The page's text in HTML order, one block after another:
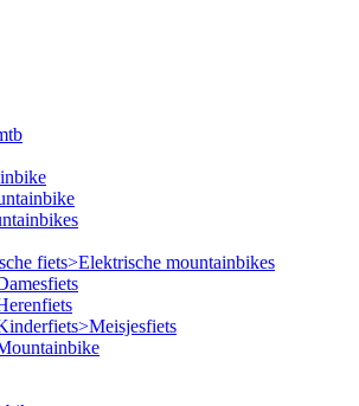
fiets>Elektrische mountainbikes